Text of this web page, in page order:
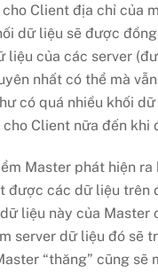
Client địa chỉ của
dữ liệu sẽ được
của các server
nhất có thể mà
có quá nhiều khối
Client nữa đến
Master phát hiện
được các dữ liệu
liệu này của
server dữ liệu đó sẽ
“thăng” cũng